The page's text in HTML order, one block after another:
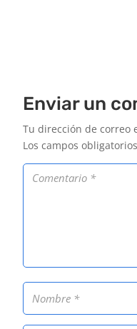
Enviar un
Tu dirección de correo
Los campos